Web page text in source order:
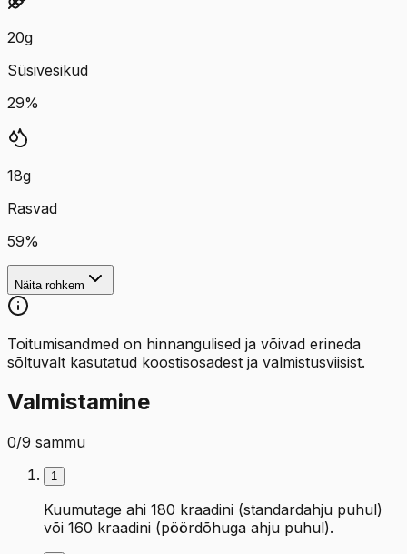
20g
Süsivesikud
29%
18g
Rasvad
59%
Näita rohkem
Toitumisandmed on hinnangulised ja võivad erineda
sõltuvalt kasutatud koostisosadest ja valmistusviisist.
Valmistamine
0/9 sammu
1
Kuumutage ahi 180 kraadini (standardahju puhul)
või 160 kraadini (pöördõhuga ahju puhul).